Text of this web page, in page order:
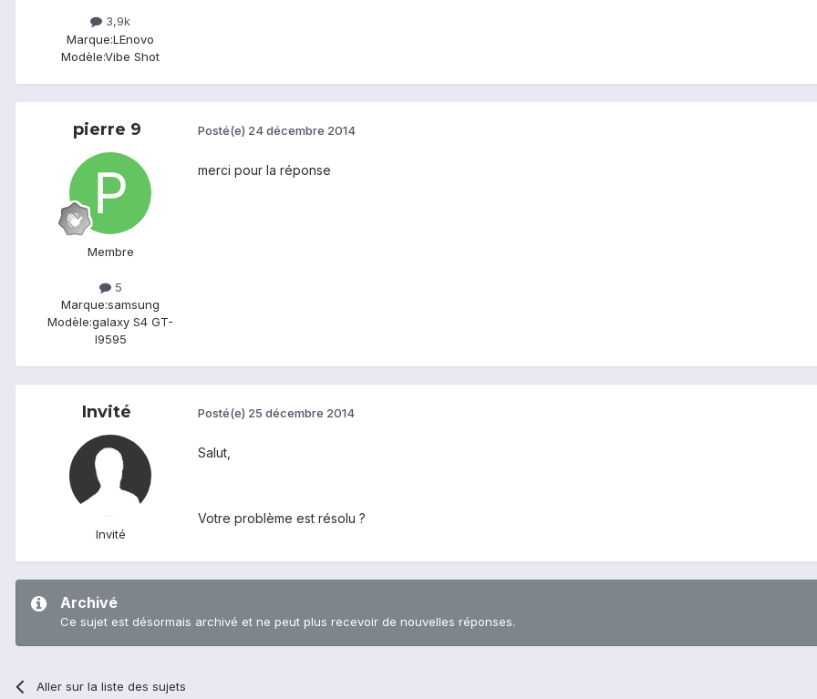
3,9k
Marque:LEnovo
Modèle:Vibe Shot
pierre 9
Membre
5
Marque:samsung
Modèle:galaxy S4 GT-
I9595
Posté(e) 24 décembre 2014
merci pour la réponse
Invité
Invité
Posté(e) 25 décembre 2014
Salut,
Votre problème est résolu ?
Archivé
Ce sujet est désormais archivé et ne peut plus recevoir de nouvelles réponses.
Aller sur la liste des sujets